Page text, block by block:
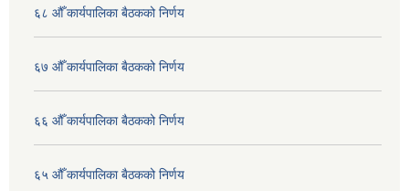
६८ औँ कार्यपालिका बैठकको निर्णय
६७ औँ कार्यपालिका बैठकको निर्णय
६६ औँ कार्यपालिका बैठकको निर्णय
६५ औँ कार्यपालिका बैठकको निर्णय